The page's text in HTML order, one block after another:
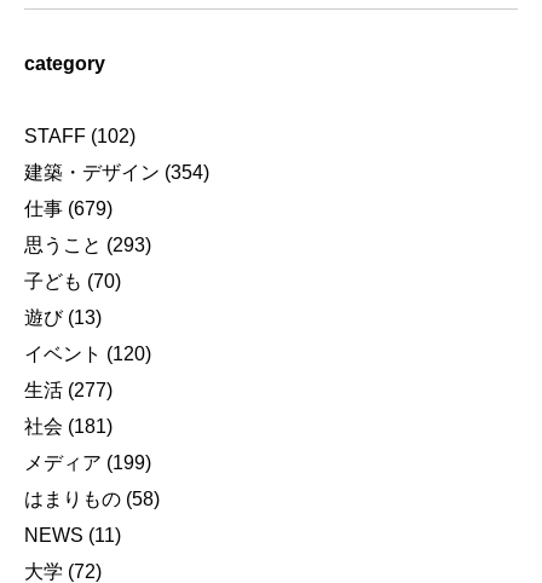
category
STAFF (102)
建築・デザイン (354)
仕事 (679)
思うこと (293)
子ども (70)
遊び(13)
イベント (120)
生活 (277)
社会 (181)
メディア (199)
はまりもの (58)
NEWS (11)
大学 (72)